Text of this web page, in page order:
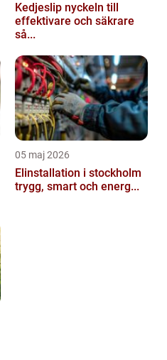
Kedjeslip nyckeln till
effektivare och säkrare
så...
05 maj 2026
Elinstallation i stockholm
trygg, smart och energ...